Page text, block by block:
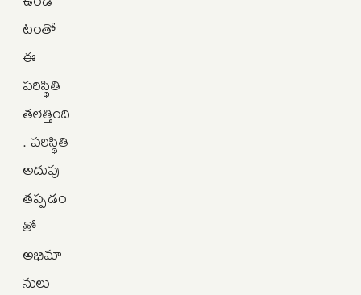
టంతో
ఈ
పరిస్థితి
తలెత్తింది
. పరిస్థితి
అదుపు
తప్పడం
తో
అభిమా
నులు